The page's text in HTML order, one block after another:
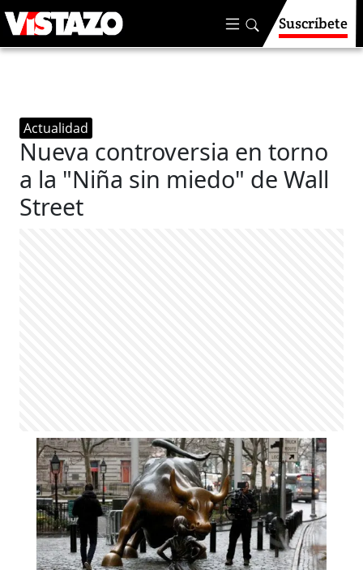
Suscríbete
Actualidad
Nueva controversia en torno
a la "Niña sin miedo" de Wall
Street